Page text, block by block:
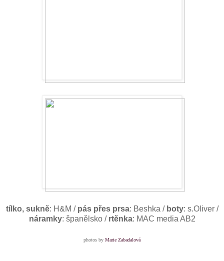
tílko, sukně: H&M / pás přes prsa: Beshka /boty: s.Oliver /
náramky: španělsko /rtěnka: MAC media AB2
photos by Marie Zabadalová